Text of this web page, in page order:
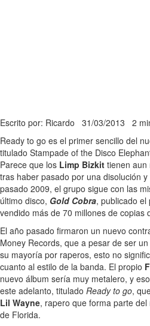
Escrito por: Ricardo 31/03/2013 2
Ready to go es el primer sencillo del
titulado Stampade of the Disco
Parece que los Limp Bizkit tienen aun
tras haber pasado por una disolución
pasado 2009, el grupo sigue con las
último disco, Gold Cobra, publicado
vendido más de 70 millones de copias
El año pasado firmaron un nuevo
Money Records, que a pesar de ser
su mayoría por raperos, esto no
cuanto al estilo de la banda. El propio
nuevo álbum sería muy metalero, y
este adelanto, titulado Ready to go,
Lil Wayne, rapero que forma parte
de Florida.